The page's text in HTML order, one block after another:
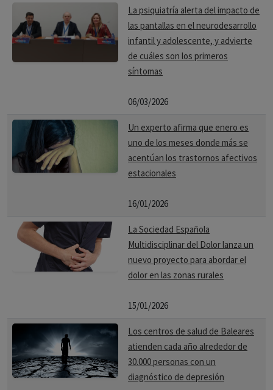
La psiquiatría alerta del impacto de
las pantallas en el neurodesarrollo
infantil y adolescente, y advierte
de cuáles son los primeros
síntomas
06/03/2026
Un experto afirma que enero es
uno de los meses donde más se
acentúan los trastornos afectivos
estacionales
16/01/2026
La Sociedad Española
Multidisciplinar del Dolor lanza un
nuevo proyecto para abordar el
dolor en las zonas rurales
15/01/2026
Los centros de salud de Baleares
atienden cada año alrededor de
30.000 personas con un
diagnóstico de depresión